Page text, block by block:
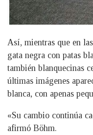
Así, mientras que en
gata negra con patas
también blanquecinas
últimas imágenes
blanca, con apenas
«Su cambio continúa
afirmó Böhm.